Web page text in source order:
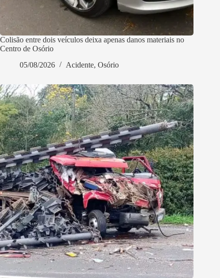
Colisão entre dois veículos deixa apenas danos materiais no
Centro de Osório
05/08/2026
Acidente, Osório